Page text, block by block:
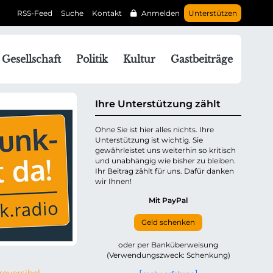
Unterstützen
Anmelden
Kontakt
Suche
RSS-Feed
Gesellschaft Politik Kultur Gastbeiträge
Ihre Unterstützung zählt
Ohne Sie ist hier alles nichts. Ihre
Unterstützung ist wichtig. Sie
gewährleistet uns weiterhin so kritisch
und unabhängig wie bisher zu bleiben.
Ihr Beitrag zählt für uns. Dafür danken
wir Ihnen!
Mit PayPal
Geld schenken
oder per Banküberweisung
(Verwendungszweck: Schenkung)